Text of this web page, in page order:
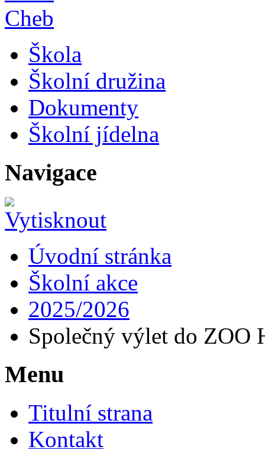
Škola
Školní družina
Dokumenty
Školní jídelna
Navigace
Úvodní stránka
Školní akce
2025/2026
Společný výlet do ZOO
Menu
Titulní strana
Kontakt